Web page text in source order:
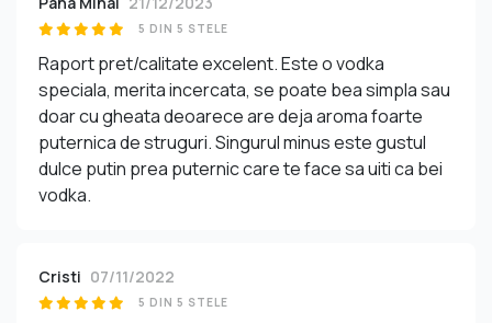
5 DIN 5 STELE
Raport pret/calitate excelent. Este o vodka
speciala, merita incercata, se poate bea simpla sau
doar cu gheata deoarece are deja aroma foarte
puternica de struguri. Singurul minus este gustul
dulce putin prea puternic care te face sa uiti ca bei
vodka.
Cristi 07/11/2022
5 DIN 5 STELE